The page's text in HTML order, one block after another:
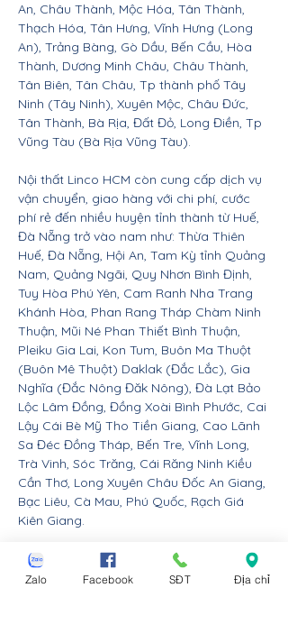
An, Châu Thành, Mộc Hóa, Tân Thành,
Thạch Hóa, Tân Hưng, Vĩnh Hưng (Long
An), Trảng Bàng, Gò Dầu, Bến Cầu, Hòa
Thành, Dương Minh Châu, Châu Thành,
Tân Biên, Tân Châu, Tp thành phố Tây
Ninh (Tây Ninh), Xuyên Mộc, Châu Đức,
Tân Thành, Bà Rịa, Đất Đỏ, Long Điền, Tp
Vũng Tàu (Bà Rịa Vũng Tàu).
Nội thất Linco HCM còn cung cấp dịch vụ
vận chuyển, giao hàng với chi phí, cước
phí rẻ đến nhiều huyện tỉnh thành từ Huế,
Đà Nẵng trở vào nam như: Thừa Thiên
Huế, Đà Nẵng, Hội An, Tam Kỳ tỉnh Quảng
Nam, Quảng Ngãi, Quy Nhơn Bình Định,
Tuy Hòa Phú Yên, Cam Ranh Nha Trang
Khánh Hòa, Phan Rang Tháp Chàm Ninh
Thuận, Mũi Né Phan Thiết Bình Thuận,
Pleiku Gia Lai, Kon Tum, Buôn Ma Thuột
(Buôn Mê Thuột) Daklak (Đắc Lắc), Gia
Nghĩa (Đắc Nông Đăk Nông), Đà Lạt Bảo
Lộc Lâm Đồng, Đồng Xoài Bình Phước, Cai
Lậy Cái Bè Mỹ Tho Tiền Giang, Cao Lãnh
Sa Đéc Đồng Tháp, Bến Tre, Vĩnh Long,
Trà Vinh, Sóc Trăng, Cái Răng Ninh Kiều
Cần Thơ, Long Xuyên Châu Đốc An Giang,
Bạc Liêu, Cà Mau, Phú Quốc, Rạch Giá
Kiên Giang.
Nội thất Linco giao hàng cho các huyện,
thị xã tx, tp thành phố tỉnh thành từ Đà
Zalo Facebook SĐT Địa chỉ